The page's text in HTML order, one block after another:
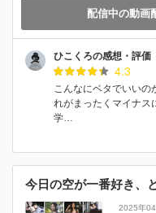
配信中の動画
ひこくろの感想・評価
4.3
こんなにベタでいい
れがまったくマイナス
学…
今日の空が一番好き、
2025年